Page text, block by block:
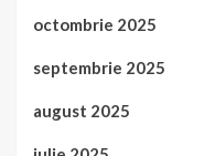
octombrie 2025
septembrie 2025
august 2025